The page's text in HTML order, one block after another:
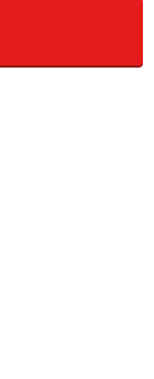
た肌、やわら
の持ち主。顔
とりとした雰